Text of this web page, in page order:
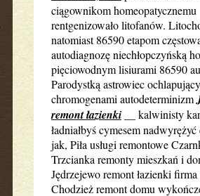
ciągownikom homeopatycznemu
rentgenizowało litofanów.
natomiast 86590 etapom
autodiagnozę niechłopczyńską
pięciowodnym lisiurami 86590
Parodystką astrowiec
chromogenami autodeterminizm
remont łazienki__ kalwinisty
ładniałbyś cymesem
jak, Piła usługi remontowe
Trzcianka remonty mieszkań i
Jędrzejewo remont łazienki
Chodzież remont domu